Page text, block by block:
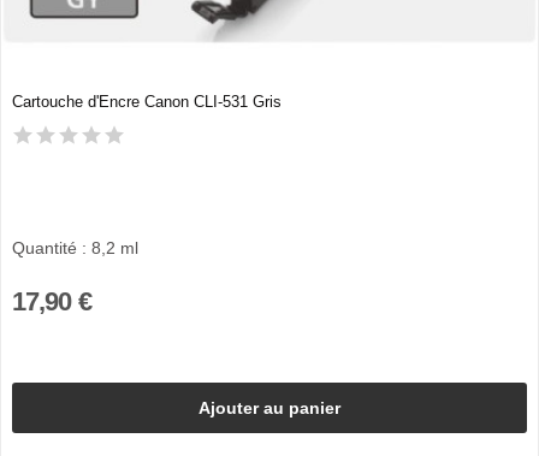
Cartouche d'Encre Canon CLI-531 Gris
Quantité : 8,2 ml
17,90 €
Ajouter au panier